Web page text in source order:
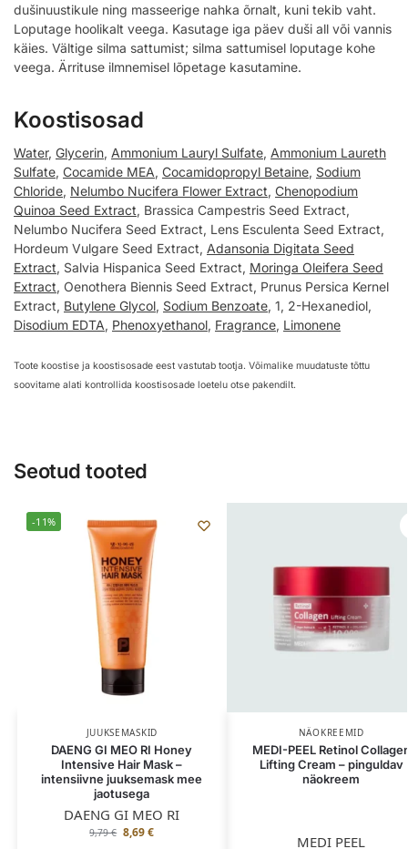
dušinuustikule ning masseerige nahka õrnalt, kuni tekib vaht.
Loputage hoolikalt veega. Kasutage iga päev duši all või vannis
käies. Vältige silma sattumist; silma sattumisel loputage kohe
veega. Ärrituse ilmnemisel lõpetage kasutamine.
Koostisosad
Water, Glycerin, Ammonium Lauryl Sulfate, Ammonium Laureth
Sulfate, Cocamide MEA, Cocamidopropyl Betaine, Sodium
Chloride, Nelumbo Nucifera Flower Extract, Chenopodium
Quinoa Seed Extract, Brassica Campestris Seed Extract,
Nelumbo Nucifera Seed Extract, Lens Esculenta Seed Extract,
Hordeum Vulgare Seed Extract, Adansonia Digitata Seed
Extract, Salvia Hispanica Seed Extract, Moringa Oleifera Seed
Extract, Oenothera Biennis Seed Extract, Prunus Persica Kernel
Extract, Butylene Glycol, Sodium Benzoate, 1, 2-Hexanediol,
Disodium EDTA, Phenoxyethanol, Fragrance, Limonene
Toote koostise ja koostisosade eest vastutab tootja. Võimalike muudatuste tõttu
soovitame alati kontrollida koostisosade loetelu otse pakendilt.
Seotud tooted
-11%
JUUKSEMASKID
DAENG GI MEO RI Honey
Intensive Hair Mask –
intensiivne juuksemask mee
jaotusega
DAENG GI MEO RI
9,79€ 8,69€
NÄOKREEMID
MEDI-PEEL Retinol
Lifting Cream – pinguldav
näokreem
MEDI PEEL